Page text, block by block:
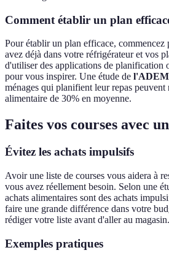
Comment établir un plan
Pour établir un plan efficace, commencez
avez déjà dans votre réfrigérateur et vos
d'utiliser des applications de planification
pour vous inspirer. Une étude de
ménages qui planifient leur repas peuvent
alimentaire de 30% en moyenne.
Faites vos courses avec
Évitez les achats impulsifs
Avoir une liste de courses vous aidera à
vous avez réellement besoin. Selon une
achats alimentaires sont des achats
faire une grande différence dans votre
rédiger votre liste avant d'aller au magasin.
Exemples pratiques